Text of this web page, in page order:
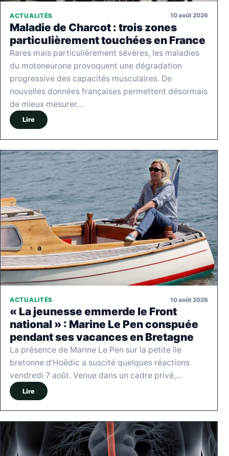
ACTUALITÉS 10 août 2026
Maladie de Charcot : trois zones
particulièrement touchées en France
Rares mais particulièrement sévères, les maladies
du motoneurone provoquent une dégradation
progressive des capacités musculaires. De
nouvelles données françaises permettent désormais
de mieux mesurer…
Lire
ACTUALITÉS 10 août 2026
« La jeunesse emmerde le Front
national » : Marine Le Pen conspuée
pendant ses vacances en Bretagne
La présence de Marine Le Pen sur la petite île
bretonne d’Hoëdic a suscité quelques réactions
vendredi 7 août. Venue dans un cadre privé,…
Lire